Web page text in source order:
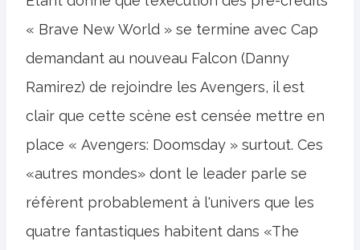
« Brave New World » se termine avec Cap
demandant au nouveau Falcon (Danny
Ramirez) de rejoindre les Avengers, il est
clair que cette scène est censée mettre en
place « Avengers: Doomsday » surtout. Ces
«autres mondes» dont le leader parle se
réfèrent probablement à l'univers que les
quatre fantastiques habitent dans «The